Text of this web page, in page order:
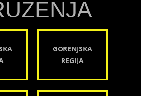
GORENJSKA
REGIJA